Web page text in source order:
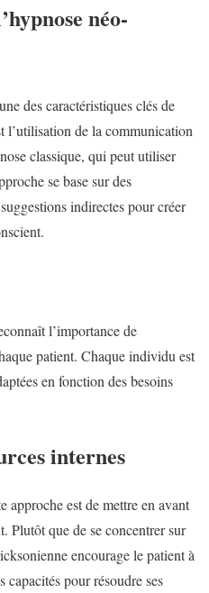
néo-
des caractéristiques clés de
l’utilisation de la communication
classique, qui peut utiliser
se base sur des
indirectes pour créer
l’importance de
patient. Chaque individu est
en fonction des besoins
internes
approche est de mettre en avant
Plutôt que de se concentrer sur
encourage le patient à
pour résoudre ses